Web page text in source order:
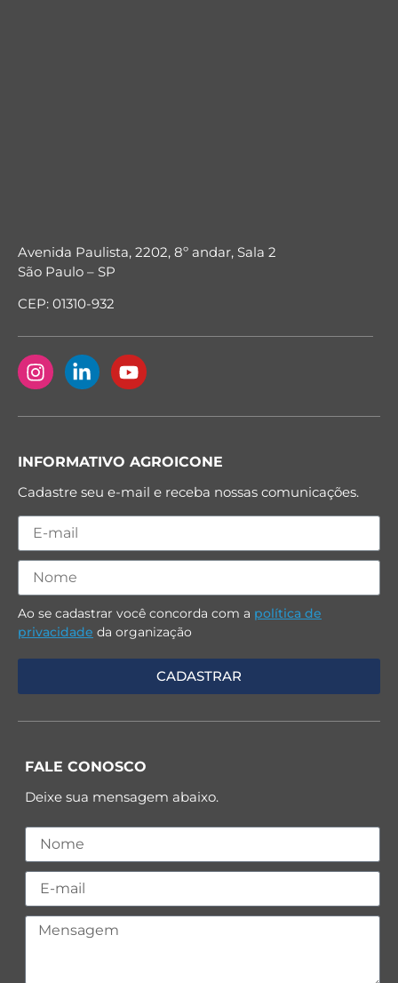
Avenida Paulista, 2202, 8º andar, Sala 2
São Paulo – SP
CEP: 01310-932
INFORMATIVO AGROICONE
Cadastre seu e-mail e receba nossas comunicações.
Ao se cadastrar você concorda com a política de
privacidade da organização
FALE CONOSCO
Deixe sua mensagem abaixo.